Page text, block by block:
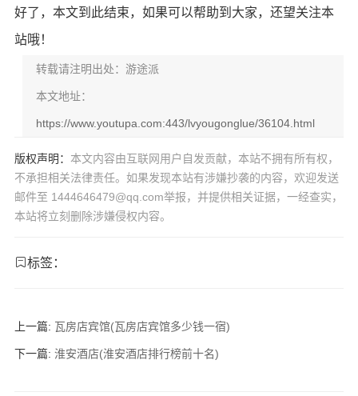
好了，本文到此结束，如果可以帮助到大家，还望关注本
站哦！
转载请注明出处：游途派
本文地址：
https://www.youtupa.com:443/lvyougonglue/36104.html
版权声明： 本文内容由互联网用户自发贡献，本站不拥有所有权，
不承担相关法律责任。如果发现本站有涉嫌抄袭的内容，欢迎发送
邮件至 1444646479@qq.com举报，并提供相关证据，一经查实，
本站将立刻删除涉嫌侵权内容。
标签：
上一篇: 瓦房店宾馆(瓦房店宾馆多少钱一宿)
下一篇: 淮安酒店(淮安酒店排行榜前十名)